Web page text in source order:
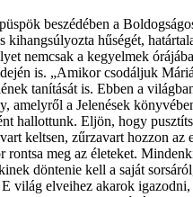
beszédében a
kihangsúlyozta hűségét,
nemcsak a kegyelmek
is. „Amikor csodáljuk
tanítását is. Ebben a
amelyről a Jelenések
hallottunk. Eljön, hogy
keltsen, zűrzavart hozzon az
rontsa meg az életeket.
döntenie kell a saját
világ elveihez akarok